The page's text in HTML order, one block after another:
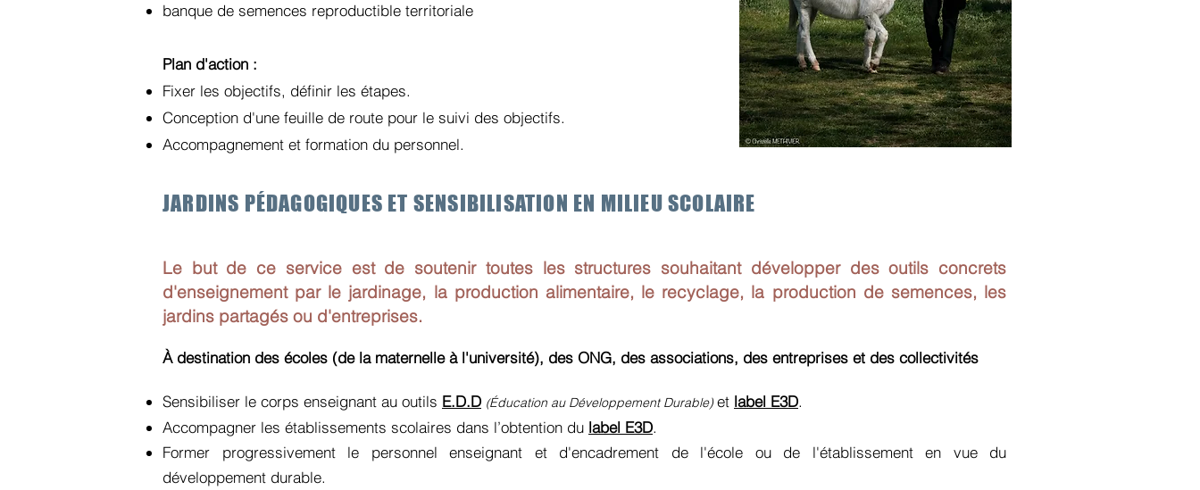
banque de semences reproductible territoriale
Plan d'action :
Fixer les objectifs, définir les étapes.
Conception d'une feuille de route pour le suivi des objectifs.
Accompagnement et formation du personnel.
Le but de ce service est de soutenir toutes les structures souhaitant développer des outils concrets
d'enseignement par le jardinage, la production alimentaire, le recyclage, la production de semences, les
jardins partagés ou d'entreprises.
À destination des écoles (de la maternelle à l'université), des ONG, des associations, des entreprises et des collectivités
Sensibiliser le corps enseignant au outils E.D.D (Éducation au Développement Durable)et label E3D.
Accompagner les établissements scolaires dans l’obtention du label E3D.
Former progressivement le personnel enseignant et d'encadrement de l'école ou de l'établissement en vue du
développement durable.
JARDINS PÉDAGOGIQUES ET SENSIBILISATION EN MILIEU SCOLAIRE